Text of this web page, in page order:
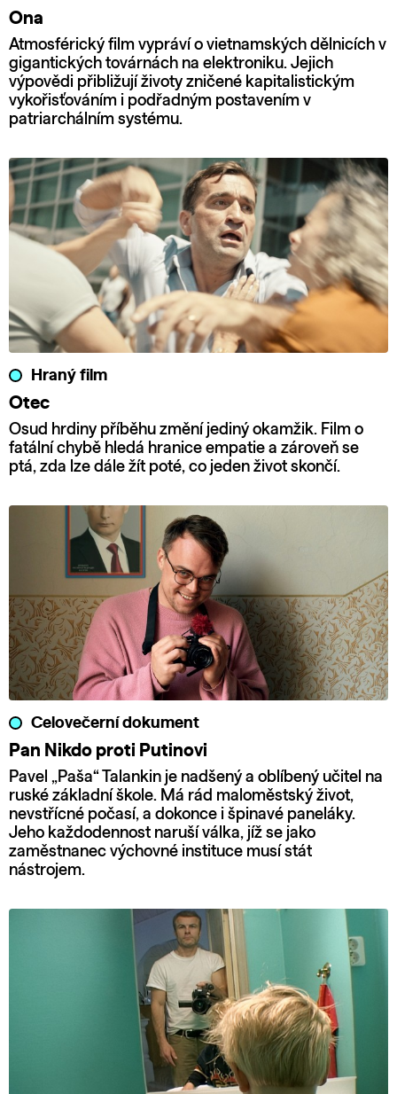
Ona
Atmosférický film vypráví o vietnamských dělnicích v
gigantických továrnách na elektroniku. Jejich
výpovědi přibližují životy zničené kapitalistickým
vykořisťováním i podřadným postavením v
patriarchálním systému.
Hraný film
Otec
Osud hrdiny příběhu změní jediný okamžik. Film o
fatální chybě hledá hranice empatie a zároveň se
ptá, zda lze dále žít poté, co jeden život skončí.
Celovečerní dokument
Pan Nikdo proti Putinovi
Pavel „Paša“ Talankin je nadšený a oblíbený učitel na
ruské základní škole. Má rád maloměstský život,
nevstřícné počasí, a dokonce i špinavé paneláky.
Jeho každodennost naruší válka, jíž se jako
zaměstnanec výchovné instituce musí stát
nástrojem.